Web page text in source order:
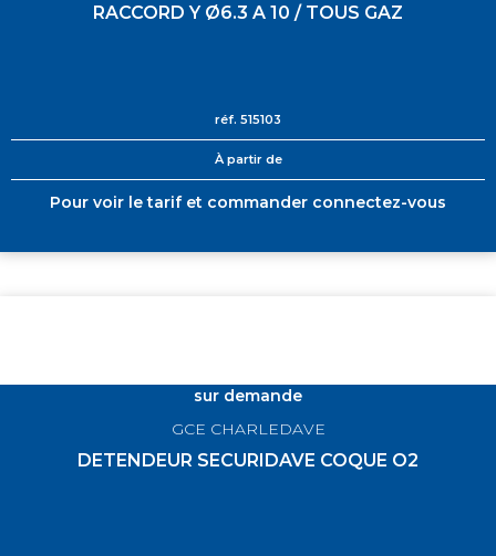
RACCORD Y Ø6.3 A 10 / TOUS GAZ
réf. 515103
À partir de
Pour voir le tarif et commander connectez-vous
sur demande
GCE CHARLEDAVE
DETENDEUR SECURIDAVE COQUE O2